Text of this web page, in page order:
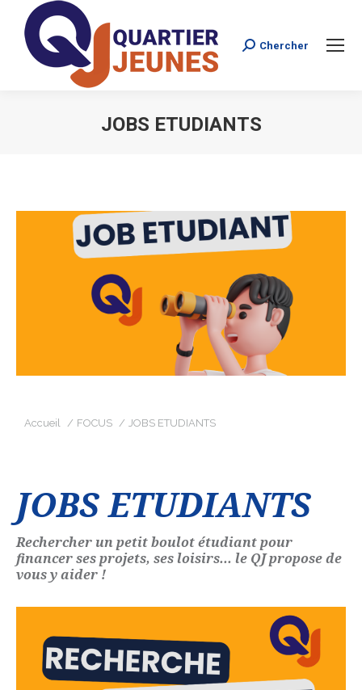
Search:
Chercher
JOBS ETUDIANTS
Vous êtes ici :
Accueil FOCUS JOBS ETUDIANTS
JOBS ETUDIANTS
Rechercher un petit boulot étudiant pour
financer ses projets, ses loisirs... le QJ propose de
vous y aider !